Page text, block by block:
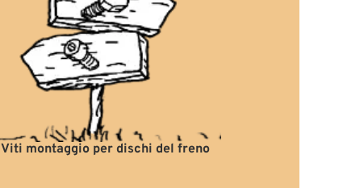
Viti montaggio per dischi del freno